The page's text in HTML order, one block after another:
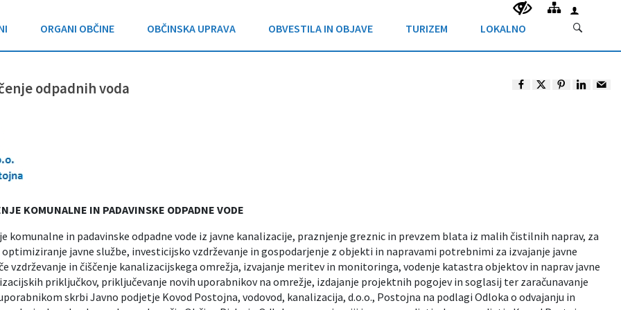
ORGANI OBČINE OBČINSKA UPRAVA OBVESTILA IN OBJAVE TURIZEM LOKALNO
odpadnih voda
KOMUNALNE IN PADAVINSKE ODPADNE VODE
komunalne in padavinske odpadne vode iz javne kanalizacije, praznjenje greznic in prevzem blata iz malih čistilnih naprav, za
javne službe, investicijsko vzdrževanje in gospodarjenje z objekti in napravami potrebnimi za izvajanje javne
vzdrževanje in čiščenje kanalizacijskega omrežja, izvajanje meritev in monitoringa, vodenje katastra objektov in naprav javne
priključkov, priključevanje novih uporabnikov na omrežje, izdajanje projektnih pogojev in soglasij ter zaračunavanje
skrbi Javno podjetje Kovod Postojna, vodovod, kanalizacija, d.o.o., Postojna na podlagi Odloka o odvajanju in